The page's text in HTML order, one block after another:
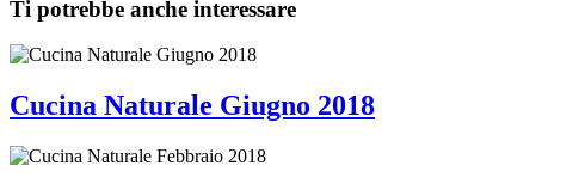
Ti potrebbe anche interessare
Cucina Naturale Giugno 2018